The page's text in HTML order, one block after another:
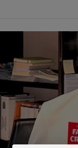
ed
educazione
e
figli
Nonni
Coppia
Scuola